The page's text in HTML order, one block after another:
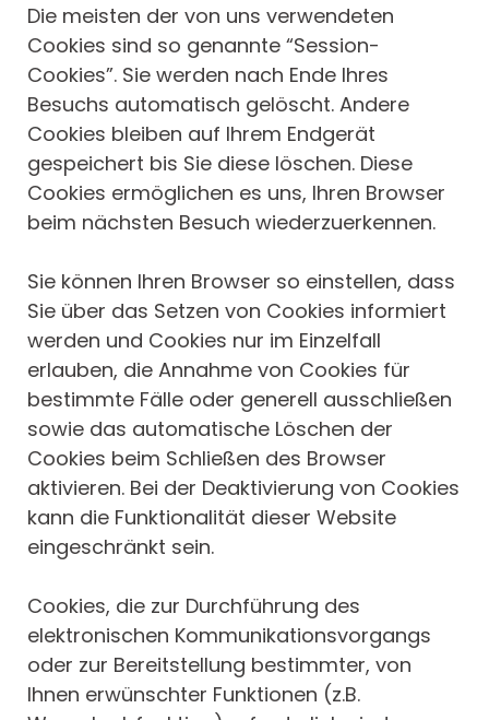
Die meisten der von uns verwendeten
Cookies sind so genannte “Session-
Cookies”. Sie werden nach Ende Ihres
Besuchs automatisch gelöscht. Andere
Cookies bleiben auf Ihrem Endgerät
gespeichert bis Sie diese löschen. Diese
Cookies ermöglichen es uns, Ihren Browser
beim nächsten Besuch wiederzuerkennen.
Sie können Ihren Browser so einstellen, dass
Sie über das Setzen von Cookies informiert
werden und Cookies nur im Einzelfall
erlauben, die Annahme von Cookies für
bestimmte Fälle oder generell ausschließen
sowie das automatische Löschen der
Cookies beim Schließen des Browser
aktivieren. Bei der Deaktivierung von Cookies
kann die Funktionalität dieser Website
eingeschränkt sein.
Cookies, die zur Durchführung des
elektronischen Kommunikationsvorgangs
oder zur Bereitstellung bestimmter, von
Ihnen erwünschter Funktionen (z.B.